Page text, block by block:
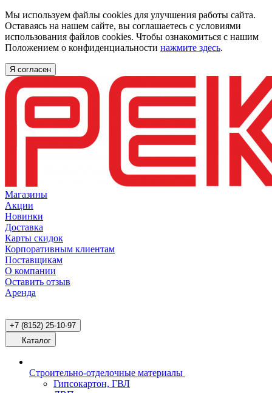
Мы используем файлы cookies для улучшения работы сайта.
Оставаясь на нашем сайте, вы соглашаетесь с условиями
использования файлов cookies. Чтобы ознакомиться с нашим
Положением о конфиденциальности нажмите здесь.
Я согласен
Магазины
Акции
Новинки
Доставка
Карты скидок
Корпоративным клиентам
Поставщикам
О компании
Оставить отзыв
Аренда
+7 (8152) 25-10-97
Каталог
Строительно-отделочные материалы
Гипсокартон, ГВЛ